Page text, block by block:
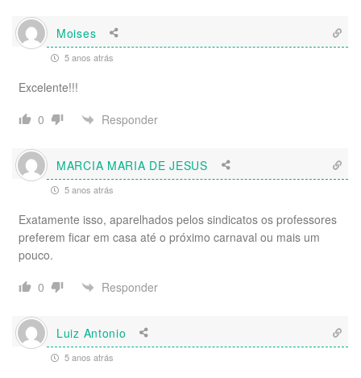
Moises
5 anos atrás
Excelente!!!
0
Responder
MARCIA MARIA DE JESUS
5 anos atrás
Exatamente isso, aparelhados pelos sindicatos os professores
preferem ficar em casa até o próximo carnaval ou mais um
pouco.
0
Responder
Luiz Antonio
5 anos atrás